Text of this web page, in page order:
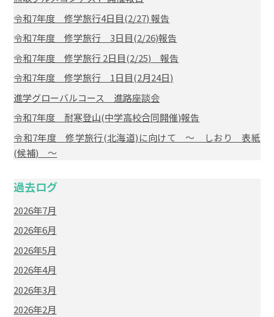
令和7年度 修学旅行4日目(2/27) 報告
令和7年度 修学旅行 3日目(2/26)報告
令和7年度 修学旅行 2日目(2/25) 報告
令和7年度 修学旅行 1日目(2月24日)
進学グローバルコース 進路座談会
令和7年度 耐寒登山(中学高校合同開催)報告
令和7年度 修学旅行(北海道)に向けて ～ しおり 表紙
(候補) ～
過去ログ
2026年7月
2026年6月
2026年5月
2026年4月
2026年3月
2026年2月